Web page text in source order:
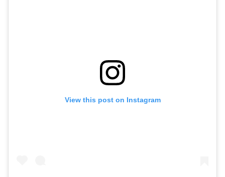
View this post on Instagram